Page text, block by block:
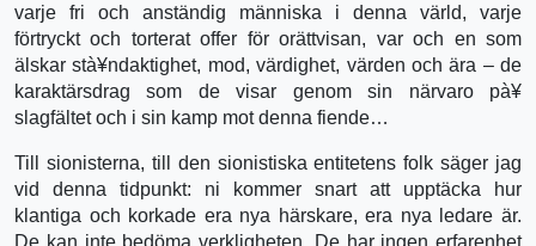
varje fri och anständig människa i denna värld, varje
förtryckt och torterat offer för orättvisan, var och en som
älskar stà¥ndaktighet, mod, värdighet, värden och ära – de
karaktärsdrag som de visar genom sin närvaro pà¥
slagfältet och i sin kamp mot denna fiende…
Till sionisterna, till den sionistiska entitetens folk säger jag
vid denna tidpunkt: ni kommer snart att upptäcka hur
klantiga och korkade era nya härskare, era nya ledare är.
De kan inte bedöma verkligheten. De har ingen erfarenhet